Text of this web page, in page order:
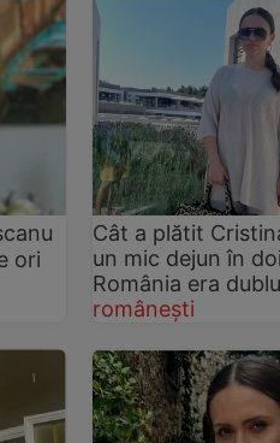
ori
Cât a plătit
un mic dejun în
România era
românești